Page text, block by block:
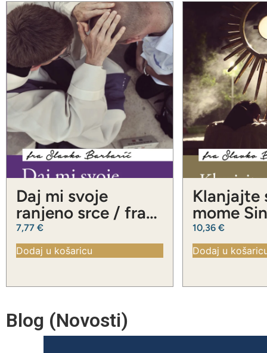
Daj mi svoje
ranjeno srce / fra
Slavko Barbarić
7,77 €
Dodaj u košaricu
Klanjajte
mome
Slavko
10,36 €
Dodaj u
Blog (Novosti)